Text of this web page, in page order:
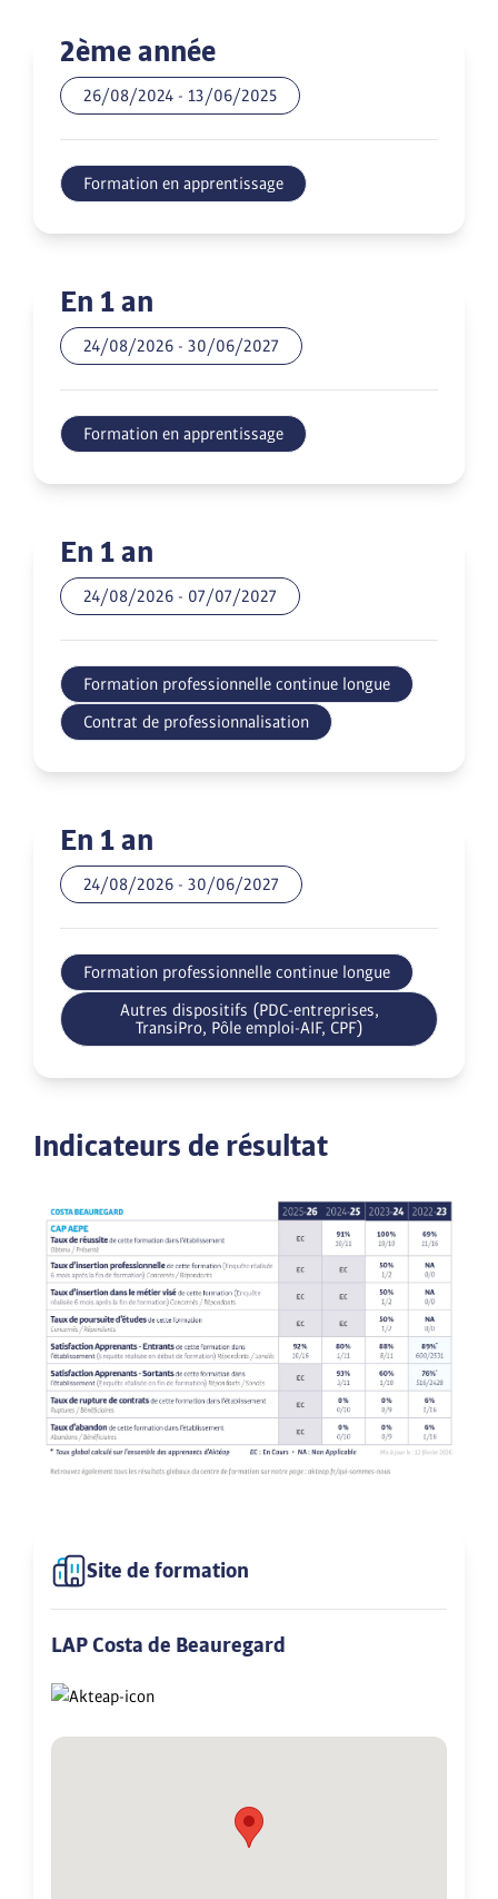
2ème année
26/08/2024 - 13/06/2025
Formation en apprentissage
En 1 an
24/08/2026 - 30/06/2027
Formation en apprentissage
En 1 an
24/08/2026 - 07/07/2027
Formation professionnelle continue longue
Contrat de professionnalisation
En 1 an
24/08/2026 - 30/06/2027
Formation professionnelle continue longue
Autres dispositifs (PDC-entreprises,
TransiPro, Pôle emploi-AIF, CPF)
Indicateurs de résultat
Site de formation
LAP Costa de Beauregard